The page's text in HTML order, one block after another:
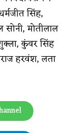
सिंह,
मोतीलाल
कुंवर सिंह
हरवंश, लता